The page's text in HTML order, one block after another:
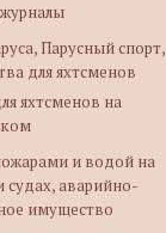
Парусный спорт,
для яхтсменов
яхтсменов на
и водой на
судах, аварийно-
имущество